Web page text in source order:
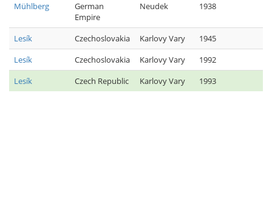
Mühlberg
German
Empire
Neudek 1938
Lesík Czechoslovakia Karlovy Vary
1945
Lesík
Czechoslovakia Karlovy Vary
1992
Lesík
Czech Republic Karlovy Vary 1993